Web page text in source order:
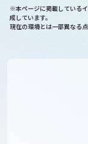
※本ページに掲載している
成しています。
現在の環境とは一部異なる